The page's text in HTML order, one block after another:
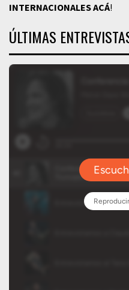
INTERNACIONALESACÁ!
ÚLTIMAS